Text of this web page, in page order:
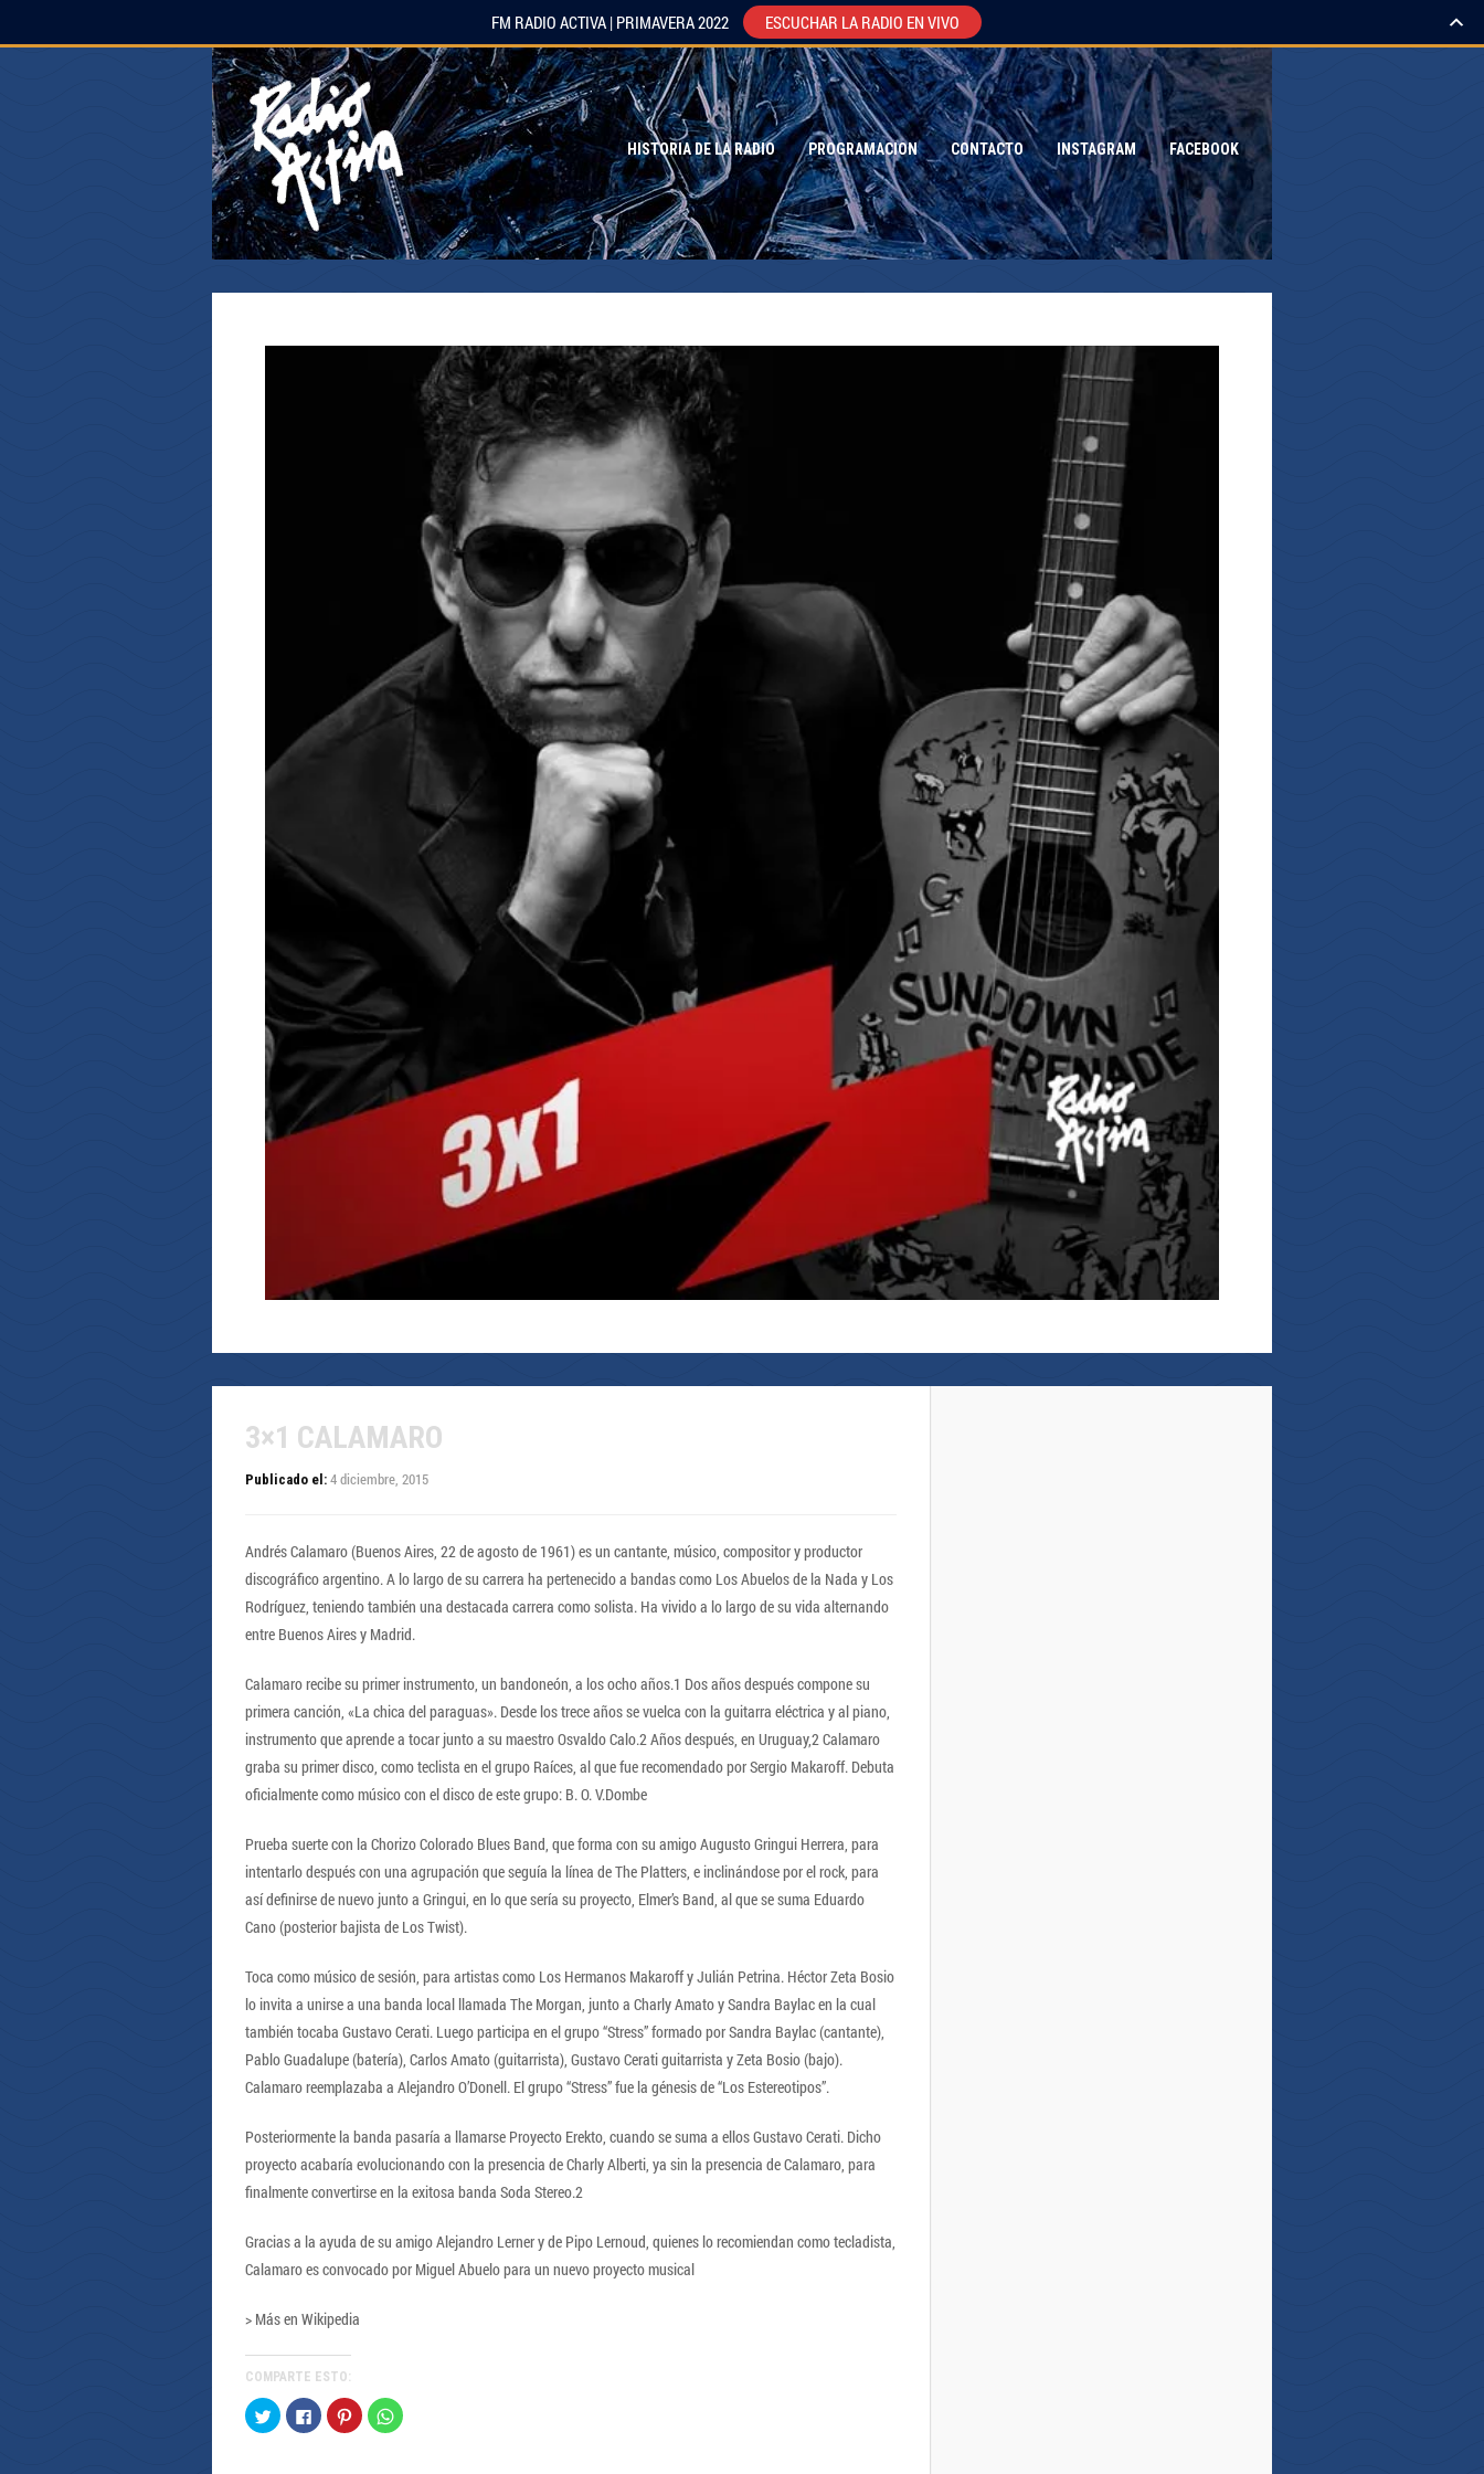
HISTORIA DE LA RADIO PROGRAMACION CONTACTO INSTAGRAM FACEBOOK
3×1 CALAMARO
Publicado el: 4 diciembre, 2015
Andrés Calamaro (Buenos Aires, 22 de agosto de 1961) es un cantante, músico, compositor y productor
discográfico argentino. A lo largo de su carrera ha pertenecido a bandas como Los Abuelos de la Nada y Los
Rodríguez, teniendo también una destacada carrera como solista. Ha vivido a lo largo de su vida alternando
entre Buenos Aires y Madrid.
Calamaro recibe su primer instrumento, un bandoneón, a los ocho años.1 Dos años después compone su
primera canción, «La chica del paraguas». Desde los trece años se vuelca con la guitarra eléctrica y al piano,
instrumento que aprende a tocar junto a su maestro Osvaldo Calo.2 Años después, en Uruguay,2 Calamaro
graba su primer disco, como teclista en el grupo Raíces, al que fue recomendado por Sergio Makaroff. Debuta
oficialmente como músico con el disco de este grupo: B. O. V.Dombe
Prueba suerte con la Chorizo Colorado Blues Band, que forma con su amigo Augusto Gringui Herrera, para
intentarlo después con una agrupación que seguía la línea de The Platters, e inclinándose por el rock, para
así definirse de nuevo junto a Gringui, en lo que sería su proyecto, Elmer’s Band, al que se suma Eduardo
Cano (posterior bajista de Los Twist).
Toca como músico de sesión, para artistas como Los Hermanos Makaroff y Julián Petrina. Héctor Zeta Bosio
lo invita a unirse a una banda local llamada The Morgan, junto a Charly Amato y Sandra Baylac en la cual
también tocaba Gustavo Cerati. Luego participa en el grupo “Stress” formado por Sandra Baylac (cantante),
Pablo Guadalupe (batería), Carlos Amato (guitarrista), Gustavo Cerati guitarrista y Zeta Bosio (bajo).
Calamaro reemplazaba a Alejandro O’Donell. El grupo “Stress” fue la génesis de “Los Estereotipos”.
Posteriormente la banda pasaría a llamarse Proyecto Erekto, cuando se suma a ellos Gustavo Cerati. Dicho
proyecto acabaría evolucionando con la presencia de Charly Alberti, ya sin la presencia de Calamaro, para
finalmente convertirse en la exitosa banda Soda Stereo.2
Gracias a la ayuda de su amigo Alejandro Lerner y de Pipo Lernoud, quienes lo recomiendan como tecladista,
Calamaro es convocado por Miguel Abuelo para un nuevo proyecto musical
> Más en Wikipedia
COMPARTE ESTO:
Haz
clic
para
Haz
clic
para
Haz
clic
para
Haz
clic
FM RADIO ACTIVA | PRIMAVERA 2022 ESCUCHAR LA RADIO EN VIVO